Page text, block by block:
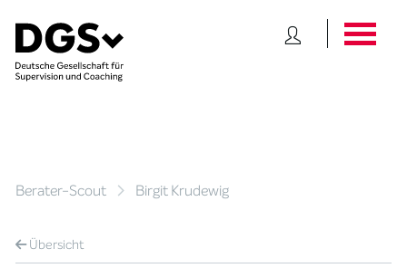
Berater-Scout Birgit Krudewig
Übersicht